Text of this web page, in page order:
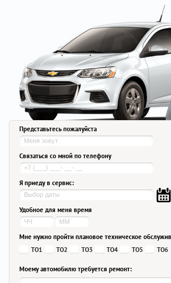
Представьтесь пожалуйста
Связаться со мной по телефону
Я приеду в сервис:
Удобное для меня время
Мне нужно пройти плановое техническое
ТО1
ТО2 ТО3 ТО4 ТО5 ТО6
Моему автомобилю требуется ремонт: